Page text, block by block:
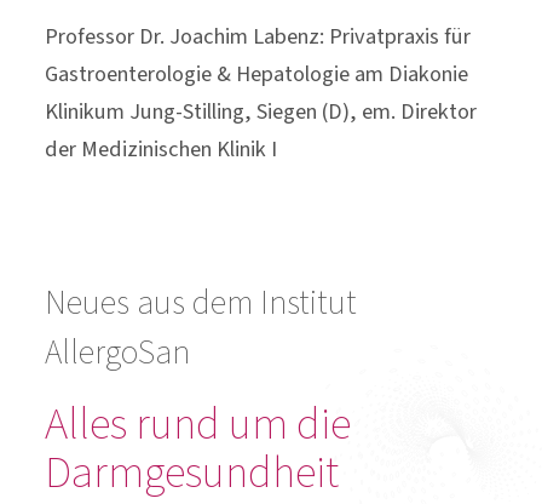
Professor Dr. Joachim Labenz: Privatpraxis für
Gastroenterologie & Hepatologie am Diakonie
Klinikum Jung-Stilling, Siegen (D), em. Direktor
der Medizinischen Klinik I
Neues aus dem Institut
AllergoSan
Alles rund um die
Darmgesundheit